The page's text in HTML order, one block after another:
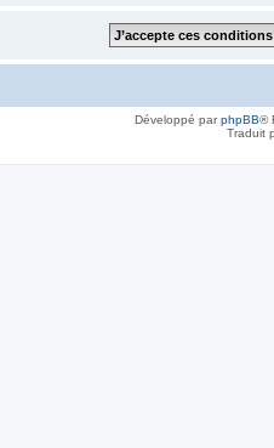
Développé parphpBB®
Traduit